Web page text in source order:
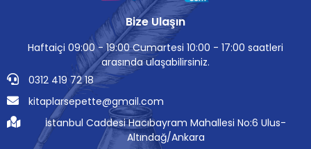
Bize Ulaşın
Haftaiçi 09:00 - 19:00 Cumartesi 10:00 - 17:00 saatleri
arasında ulaşabilirsiniz.
0312 419 72 18
kitaplarsepette@gmail.com
İstanbul Caddesi Hacıbayram Mahallesi No:6 Ulus-
Altındağ/Ankara